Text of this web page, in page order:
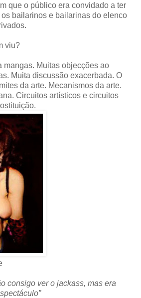
que o público era convidado a ter
bailarinos e bailarinas do elenco
viu?
mangas. Muitas objecções ao
Muita discussão exacerbada. O
da arte. Mecanismos da arte.
Circuitos artísticos e circuitos
consigo ver o jackass, mas era